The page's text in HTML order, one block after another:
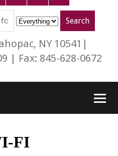
NY 10541|
| Fax: 845-628-0672
FI